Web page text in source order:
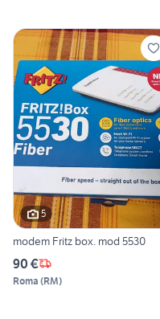
5
modem Fritz box. mod 5530
90 €
Roma (RM)